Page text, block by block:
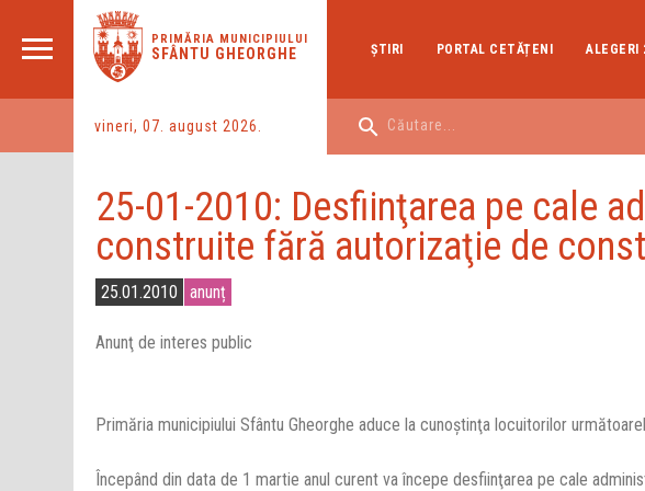
PRIMĂRIA MUNICIPIULUI
SFÂNTU GHEORGHE
vineri, 07. august 2026.
ŞTIRI PORTAL CETĂȚENI ALEGERI
25-01-2010: Desfiinţarea pe cale
construite fără autorizaţie de
25.01.2010 anunț
Anunţ de interes public
Primăria municipiului Sfântu Gheorghe aduce la cunoştinţa locuitorilor
Începând din data de 1 martie anul curent va începe desfiinţarea pe cale